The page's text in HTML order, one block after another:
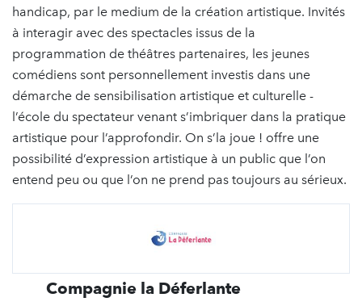
handicap, par le medium de la création artistique. Invités
à interagir avec des spectacles issus de la
programmation de théâtres partenaires, les jeunes
comédiens sont personnellement investis dans une
démarche de sensibilisation artistique et culturelle -
l’école du spectateur venant s’imbriquer dans la pratique
artistique pour l’approfondir. On s’la joue ! offre une
possibilité d’expression artistique à un public que l’on
entend peu ou que l’on ne prend pas toujours au sérieux.
Compagnie la Déferlante